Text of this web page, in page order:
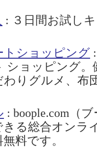
: ３日間お試し
トショッピング
ショッピング
わりグルメ、布
: boople.com（
る総合オンラ
料です。